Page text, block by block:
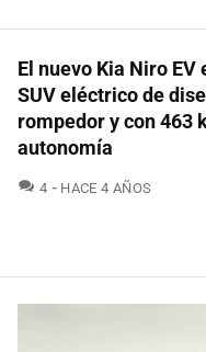
El nuevo Kia Niro EV
SUV eléctrico de
rompedor y con 463
autonomía
4 COMENTARIOS
HACE 4 AÑOS